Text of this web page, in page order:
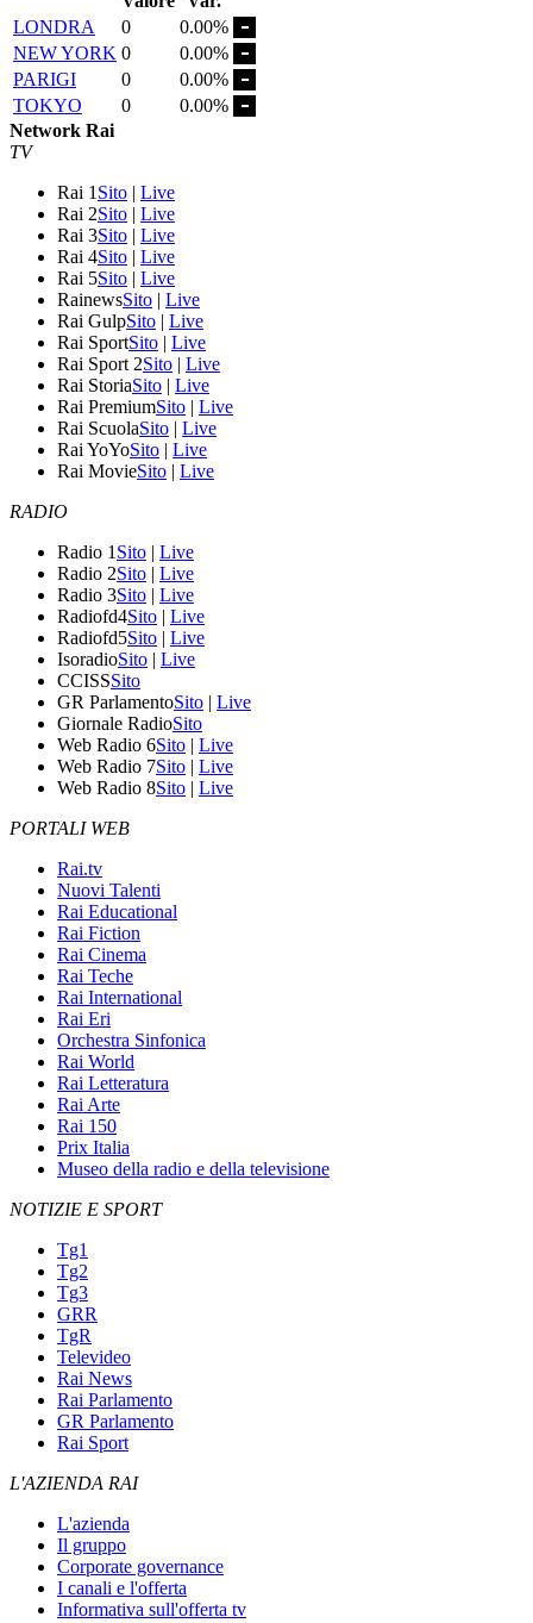
LONDRA
0
0.00%
NEW YORK 0
0.00%
PARIGI
0
0.00%
TOKYO
0
0.00%
Network Rai
TV
Rai 1 Sito | Live
Rai 2Sito | Live
Rai 3Sito | Live
Rai 4Sito | Live
Rai 5Sito | Live
RainewsSito | Live
Rai GulpSito | Live
Rai SportSito | Live
Rai Sport 2Sito | Live
Rai StoriaSito | Live
Rai PremiumSito | Live
Rai ScuolaSito | Live
Rai YoYoSito | Live
Rai MovieSito | Live
RADIO
Radio 1 Sito | Live
Radio 2Sito | Live
Radio 3Sito | Live
Radiofd4Sito | Live
Radiofd5Sito | Live
IsoradioSito | Live
CCISSSito
GR ParlamentoSito | Live
Giornale RadioSito
Web Radio 6Sito | Live
Web Radio 7Sito | Live
Web Radio 8Sito | Live
PORTALI WEB
Rai.tv
Nuovi Talenti
Rai Educational
Rai Fiction
Rai Cinema
Rai Teche
Rai International
Rai Eri
Orchestra Sinfonica
Rai World
Rai Letteratura
Rai Arte
Rai 150
Prix Italia
Museo della radio e della televisione
NOTIZIE E SPORT
Tg1
Tg2
Tg3
GRR
TgR
Televideo
Rai News
Rai Parlamento
GR Parlamento
Rai Sport
L'AZIENDA RAI
L'azienda
Il gruppo
Corporate governance
I canali e l'offerta
Informativa sull'offerta tv